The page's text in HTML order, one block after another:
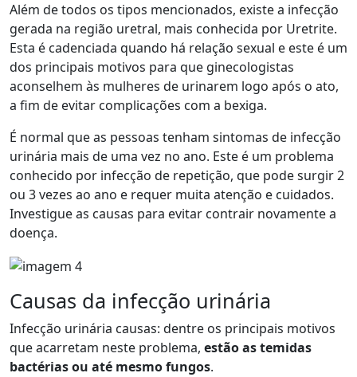
Além de todos os tipos mencionados, existe a infecção
gerada na região uretral, mais conhecida por Uretrite.
Esta é cadenciada quando há relação sexual e este é um
dos principais motivos para que ginecologistas
aconselhem às mulheres de urinarem logo após o ato,
a fim de evitar complicações com a bexiga.
É normal que as pessoas tenham sintomas de infecção
urinária mais de uma vez no ano. Este é um problema
conhecido por infecção de repetição, que pode surgir 2
ou 3 vezes ao ano e requer muita atenção e cuidados.
Investigue as causas para evitar contrair novamente a
doença.
Causas da infecção urinária
Infecção urinária causas: dentre os principais motivos
que acarretam neste problema, estão as temidas
bactérias ou até mesmo fungos.